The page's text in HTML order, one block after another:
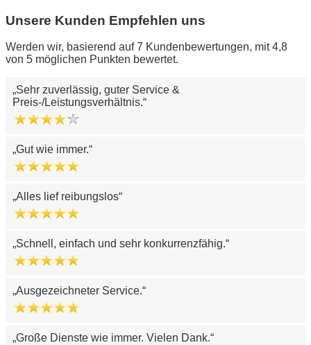
Unsere Kunden Empfehlen uns
Werden wir, basierend auf 7 Kundenbewertungen, mit 4,8
von 5 möglichen Punkten bewertet.
Sehr zuverlässig, guter Service &
Preis-/Leistungsverhältnis.
Gut wie immer.
Alles lief reibungslos
Schnell, einfach und sehr konkurrenzfähig.
Ausgezeichneter Service.
Große Dienste wie immer. Vielen Dank.